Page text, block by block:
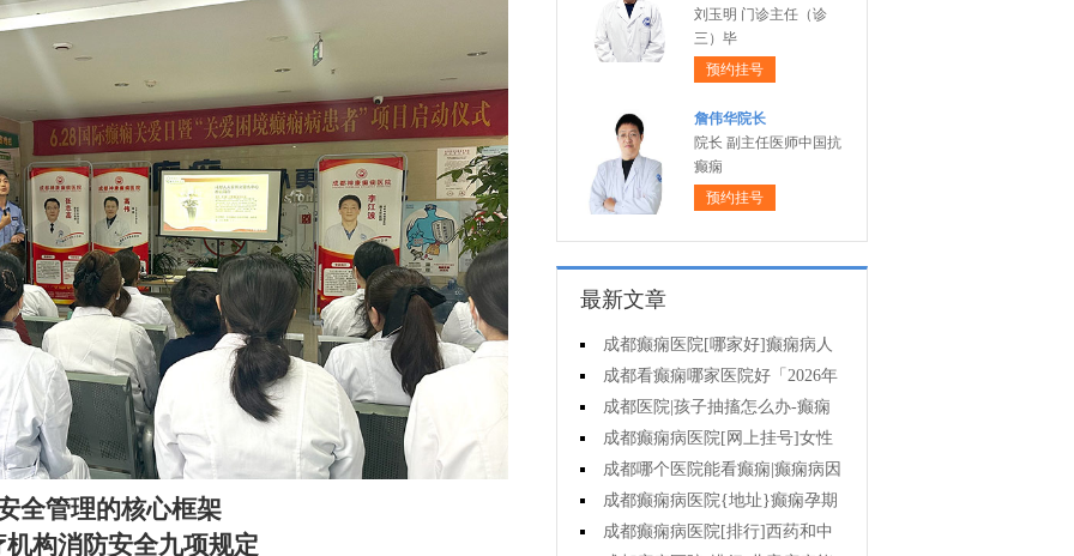
全管理的核心框架
机构消防安全九项规定
刘玉明 门诊主任（诊
三）毕
预约挂号
詹伟华院长
院长 副主任医师中国抗
癫痫
预约挂号
最新文章
成都癫痫医院[哪家好]癫痫病人
一定要注意哪些护理问题?
成都看癫痫哪家医院好「2026年
度公布」这些常见的食物能帮助癫
痫治疗!
成都医院|孩子抽搐怎么办-癫痫
性精神障碍的护理措施有哪些?
成都癫痫病医院[网上挂号]女性
癫痫治疗方法有哪些?
成都哪个医院能看癫痫|癫痫病因
治疗?成都癫痫病医院{地址}癫痫孕期
要留意什么?
成都癫痫病医院[排行]西药和中